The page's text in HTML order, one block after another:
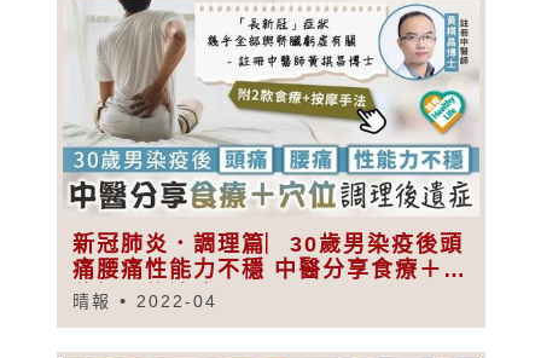
新冠肺炎．調理篇︳30歲男染疫後頭
痛腰痛性能力不穩 中醫分享食療＋穴
位調理後遺症
晴報 2022-04